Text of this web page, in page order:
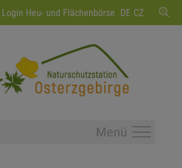
Login Heu- und Flächenbörse DE CZ